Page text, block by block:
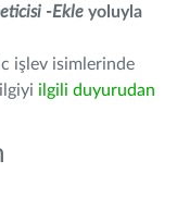
-Ekle yoluyla
işlev isimlerinde
ilgili duyurudan